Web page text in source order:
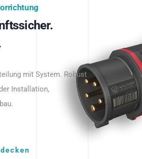
Stromverteilung
hier.
mit System. Robust
Installation,
Energie.
IP-geschützt und